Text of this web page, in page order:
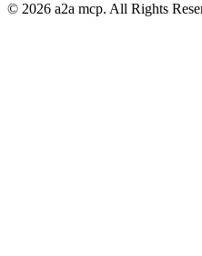
© 2026 a2a mcp. All Rights